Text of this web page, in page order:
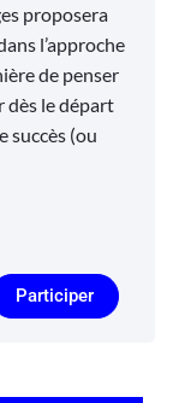
proposera
l’approche
de penser
dès le départ
succès (ou
Participer